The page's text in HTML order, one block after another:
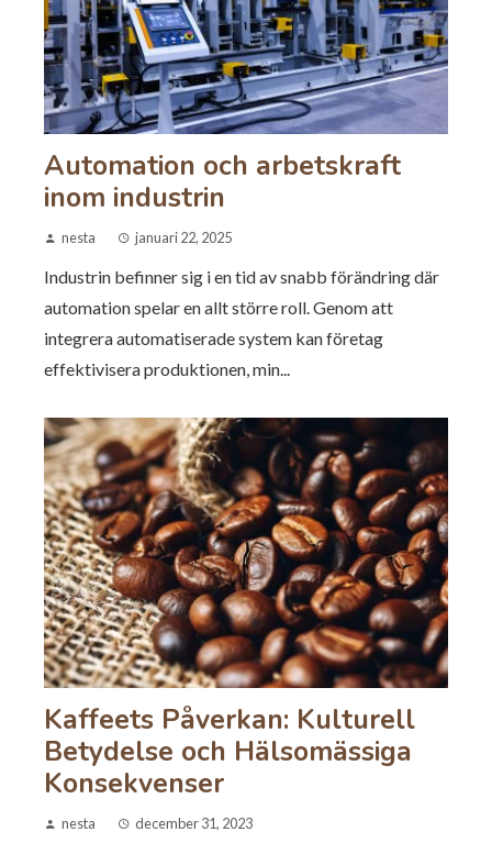
Automation och arbetskraft
inom industrin
nesta januari 22, 2025
Industrin befinner sig i en tid av snabb förändring där
automation spelar en allt större roll. Genom att
integrera automatiserade system kan företag
effektivisera produktionen, min...
Kaffeets Påverkan: Kulturell
Betydelse och Hälsomässiga
Konsekvenser
nesta december 31, 2023